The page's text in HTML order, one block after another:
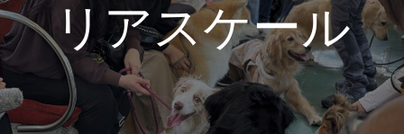
リアスケール